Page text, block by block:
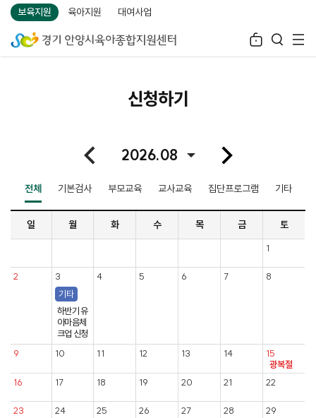
보육지원 육아지원 대여사업
신청하기
2026.08
전체 기본검사 부모교육 교사교육 집단프로그램 기타
일 월 화 수 목 금 토
1
2
3
기타
하반기 유
아마음체
크업 신청
4 5 6 7 8
9 10 11 12 13 14
15
광복절
16
17 18 19 20 21 22
23 24 25 26 27 28 29